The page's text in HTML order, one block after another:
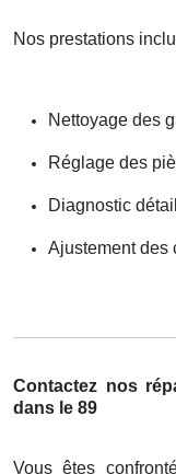
Nos prestations
Nettoyage des
Réglage des
Diagnostic
Ajustement des
Contactez nos
dans le 89
Vous êtes